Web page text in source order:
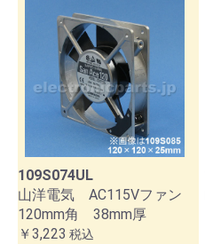
109S074UL
山洋電気 AC115Vファン
120mm角 38mm厚
￥3,223 税込